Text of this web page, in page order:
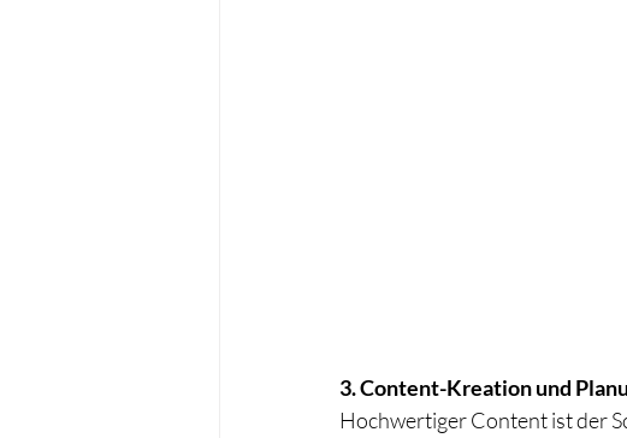
3. Content-Kreation und
Hochwertiger Content ist der